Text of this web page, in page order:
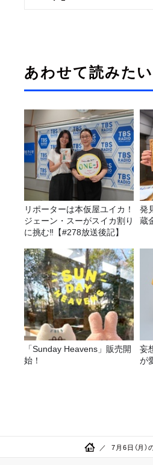
あわせて読みたい
リポーターは本仮屋ユイカ！
ジェーン・スーがスイカ割り
に挑む‼【#278放送後記】
発
蔵
「Sunday Heavens」販売開
始！
妄
が
7月6日（月）